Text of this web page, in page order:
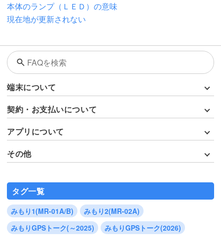
本体のランプ（ＬＥＤ）の意味
現在地が更新されない
端末について
契約・お支払いについて
アプリについて
その他
タグ一覧
みもり1(MR-01A/B)
みもり2(MR-02A)
みもりGPSトーク(～2025)
みもりGPSトーク(2026)